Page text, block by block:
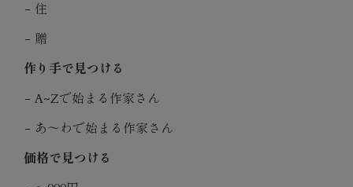
住
贈
作り手で見つける
A~Zで始まる作家さん
あ〜わで始まる作家さん
価格で見つける